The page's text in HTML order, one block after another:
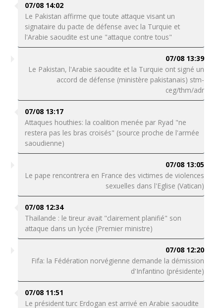
07/08 14:02
Le Pakistan affirme que toute attaque visant un
signataire du pacte de défense avec la Turquie et
l'Arabie saoudite est une "attaque contre tous"
07/08 13:39
Le Pakistan, l'Arabie saoudite et la Turquie ont signé un
accord de défense (ministère pakistanais) stm-
ceg/thm/adr
07/08 13:17
Attaques houthies: la coalition menée par Ryad "ne
restera pas les bras croisés" (source proche de l'armée
saoudienne)
07/08 13:05
Le pape rencontrera en France des victimes de violences
sexuelles dans l'Eglise (Vatican)
07/08 12:34
Thaïlande : le tireur avait "clairement planifié" son
attaque dans un lycée (Premier ministre)
07/08 12:20
Fifa: la Fédération norvégienne demande la démission
d'Infantino (présidente)
07/08 11:51
Le président turc Erdogan est arrivé en Arabie saoudite